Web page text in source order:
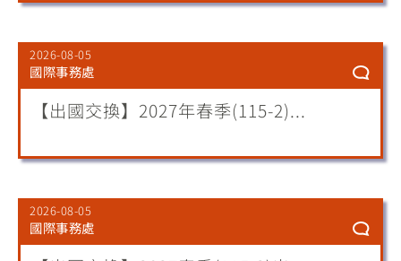
2026-08-05
國際事務處
【出國交換】2027年春季(115-2)...
2026-08-05
國際事務處